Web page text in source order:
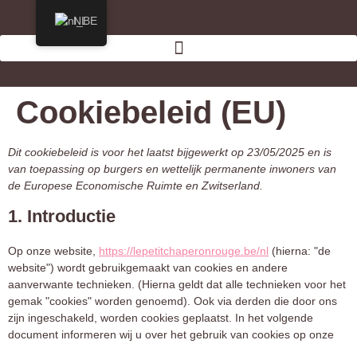
Cookiebeleid (EU)
Dit cookiebeleid is voor het laatst bijgewerkt op 23/05/2025 en is
van toepassing op burgers en wettelijk permanente inwoners van
de Europese Economische Ruimte en Zwitserland.
1. Introductie
Op onze website, https://lepetitchaperonrouge.be/nl (hierna: "de
website") wordt gebruikgemaakt van cookies en andere
aanverwante technieken. (Hierna geldt dat alle technieken voor het
gemak "cookies" worden genoemd). Ook via derden die door ons
zijn ingeschakeld, worden cookies geplaatst. In het volgende
document informeren wij u over het gebruik van cookies op onze
NL